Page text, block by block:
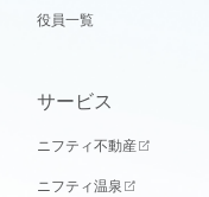
役員一覧
サービス
ニフティ不動産
ニフティ温泉